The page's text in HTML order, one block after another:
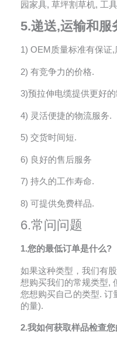
园家具, 草坪割草机, 工
5.递送,运输和服
1) OEM质量标准有保证,
2) 有竞争力的价格.
3)预拉伸电缆提供更好
4) 灵活便捷的物流服务.
5) 交货时间短.
6) 良好的售后服务
7) 持久的工作寿命.
8) 可提供免费样品.
6.常问问题
1.您的最低订单是什么?
如果这种类型，我们有
想购买我们的常规类型,
您想购买自己的类型. 订
的量).
2.我如何获取样品检查